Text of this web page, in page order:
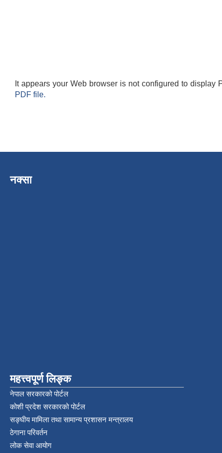
It appears your Web browser is not configured to display
PDF file.
नक्सा
महत्त्वपूर्ण लिङ्क
नेपाल सरकारको पोर्टल
कोशी प्रदेश सरकारको पोर्टल
सङ्‍घीय मामिला तथा सामान्य प्रशासन मन्त्रालय
ठेगाना परिवर्तन
लोक सेवा आयोग